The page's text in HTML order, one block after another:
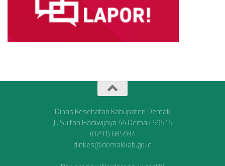
Dinas Kesehatan Kabupaten Demak
Jl. Sultan Hadiwijaya 44 Demak 59515
(0291) 685934
dinkes@demakkab.go.id